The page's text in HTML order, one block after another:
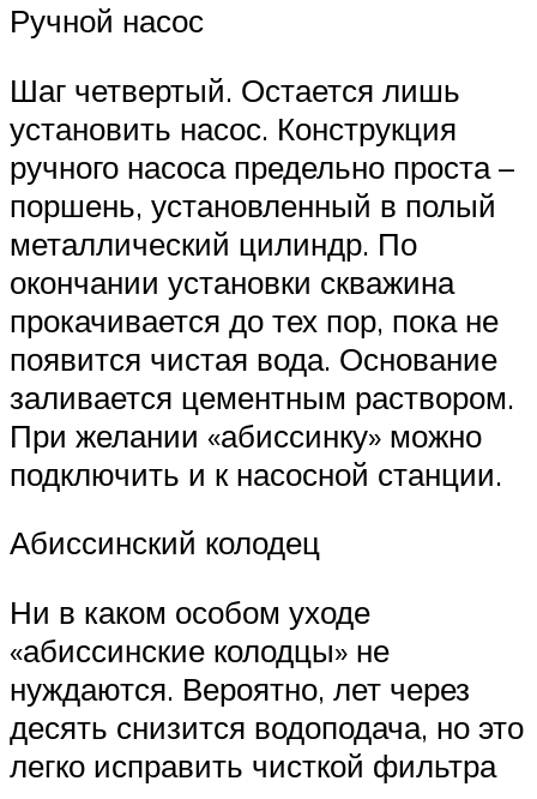
Ручной насос
Шаг четвертый. Остается лишь
установить насос. Конструкция
ручного насоса предельно проста –
поршень, установленный в полый
металлический цилиндр. По
окончании установки скважина
прокачивается до тех пор, пока не
появится чистая вода. Основание
заливается цементным раствором.
При желании «абиссинку» можно
подключить и к насосной станции.
Абиссинский колодец
Ни в каком особом уходе
«абиссинские колодцы» не
нуждаются. Вероятно, лет через
десять снизится водоподача, но это
легко исправить чисткой фильтра